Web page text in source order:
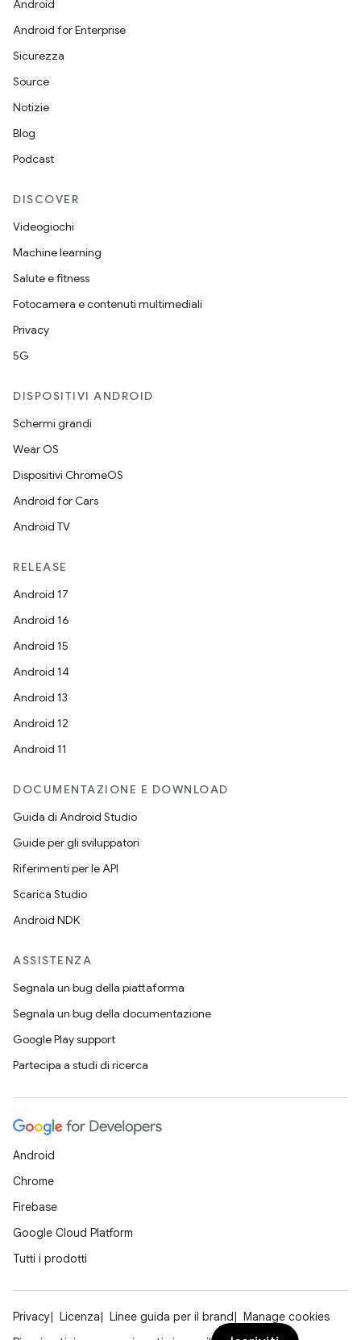
Android
Android for Enterprise
Sicurezza
Source
Notizie
Blog
Podcast
DISCOVER
Videogiochi
Machine learning
Salute e fitness
Fotocamera e contenuti multimediali
Privacy
5G
DISPOSITIVI ANDROID
Schermi grandi
Wear OS
Dispositivi ChromeOS
Android for Cars
Android TV
RELEASE
Android 17
Android 16
Android 15
Android 14
Android 13
Android 12
Android 11
DOCUMENTAZIONE E DOWNLOAD
Guida di Android Studio
Guide per gli sviluppatori
Riferimenti per le API
Scarica Studio
Android NDK
ASSISTENZA
Segnala un bug della piattaforma
Segnala un bug della documentazione
Google Play support
Partecipa a studi di ricerca
Android
Chrome
Firebase
Google Cloud Platform
Tutti i prodotti
Privacy Licenza Linee guida per il brand
Manage cookies